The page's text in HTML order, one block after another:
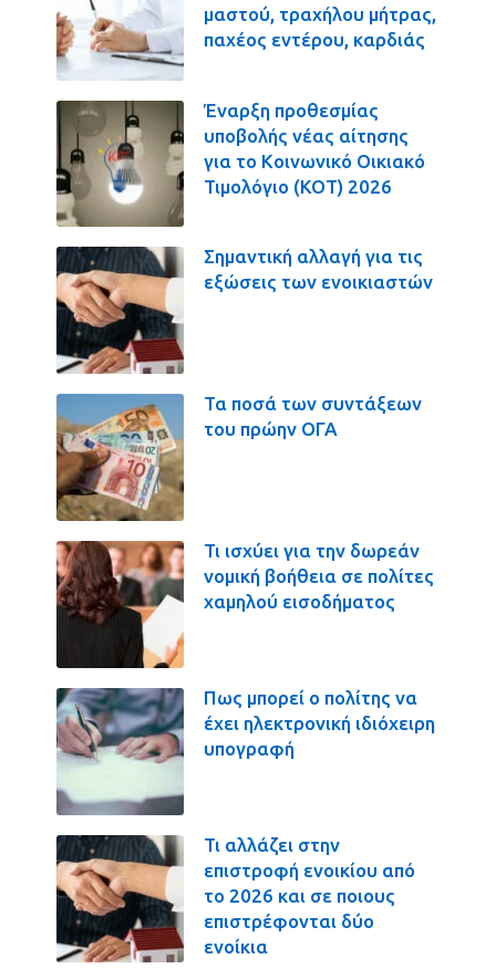
μαστού, τραχήλου μήτρας,
παχέος εντέρου, καρδιάς
Έναρξη προθεσμίας
υποβολής νέας αίτησης
για το Κοινωνικό Οικιακό
Τιμολόγιο (ΚΟΤ) 2026
Σημαντική αλλαγή για τις
εξώσεις των ενοικιαστών
Τα ποσά των συντάξεων
του πρώην ΟΓΑ
Τι ισχύει για την δωρεάν
νομική βοήθεια σε πολίτες
χαμηλού εισοδήματος
Πως μπορεί ο πολίτης να
έχει ηλεκτρονική ιδιόχειρη
υπογραφή
Τι αλλάζει στην
επιστροφή ενοικίου από
το 2026 και σε ποιους
επιστρέφονται δύο
ενοίκια